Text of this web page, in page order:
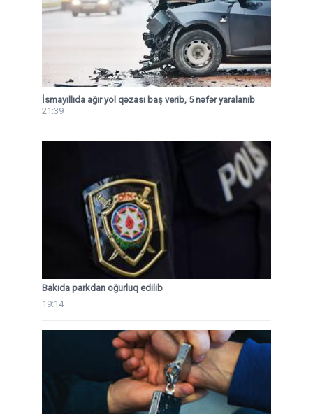
İsmayıllıda ağır yol qəzası baş verib, 5 nəfər yaralanıb
21:39
Bakıda parkdan oğurluq edilib
19:14